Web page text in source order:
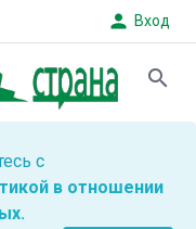
person Вход
search
с
в отношении